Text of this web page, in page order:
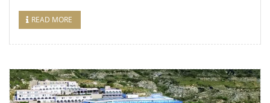
READ MORE